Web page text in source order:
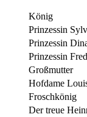
König
Prinzessin
Prinzessin
Prinzessin
Großmutter
Hofdame
Froschkönig
Der treue